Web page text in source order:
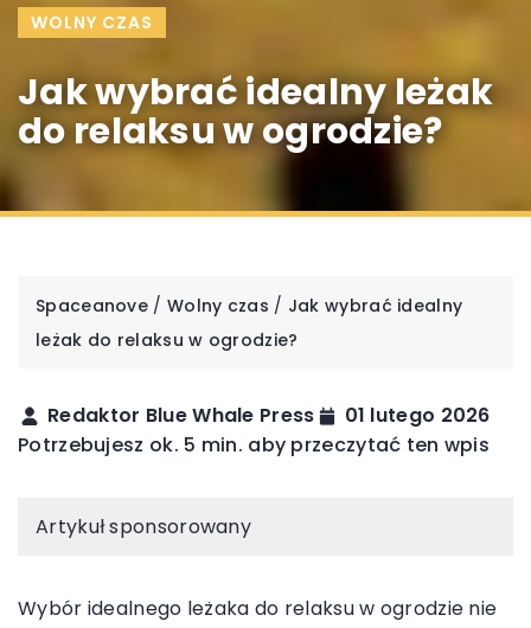
WOLNY CZAS
Jak wybrać idealny leżak
do relaksu w ogrodzie?
Spaceanove / Wolny czas / Jak wybrać idealny
leżak do relaksu w ogrodzie?
Redaktor Blue Whale Press
01 lutego 2026
Potrzebujesz ok. 5 min. aby przeczytać ten wpis
Artykuł sponsorowany
Wybór idealnego leżaka do relaksu w ogrodzie nie